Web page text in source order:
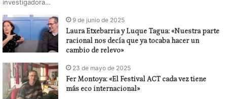
investigadora…
9 de junio de 2025
Laura Etxebarria y Luque Tagua: «Nuestra parte
racional nos decía que ya tocaba hacer un
cambio de relevo»
23 de mayo de 2025
Fer Montoya: «El Festival ACT cada vez tiene
más eco internacional»